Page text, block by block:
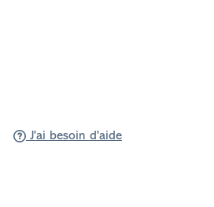
J'ai besoin d'aide